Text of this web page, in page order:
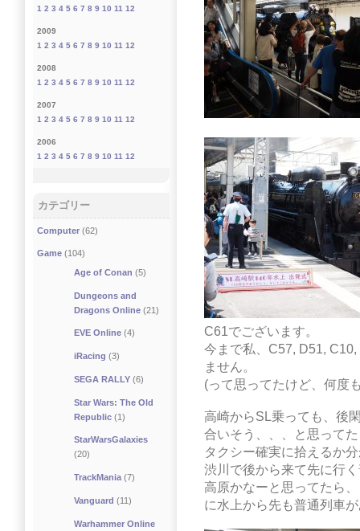
C61でございます。
今まで私、C57, D51,
ません。
(って思ってたけど、何度
高崎からSL乗っても、後
合いそう、、、と思って
タクシー確実に拾えるか
渋川で後から来て先に行
高原かなーと思ってたら
に水上から先も普通列車
1 2 3 4 5 6 7 8 9 10 11 12
2009
1 2 3 4 5 6 7 8 9 10 11 12
2008
1 2 3 4 5 6 7 8 9 10 11 12
2007
1 2 3 4 5 6 7 8 9 10 11 12
2006
1 2 3 4 5 6 7 8 9 10 11 12
カテゴリー
Computer (62)
Game (104)
Age of Conan (5)
Dungeons and
Dragons Online(21)
EVE Online(4)
iRacing (3)
SEGA RALLY(6)
Star Wars: The Old
Republic(1)
StarWarsGalaxies
(20)
TrackMania(7)
Vanguard (11)
Warhammer Online